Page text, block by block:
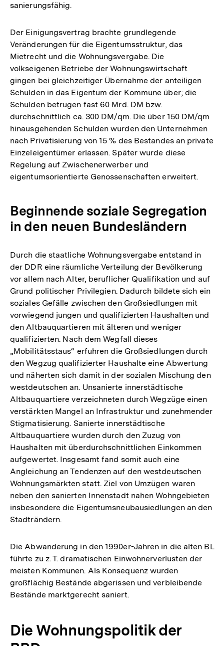
sanierungsfähig.
Der Einigungsvertrag brachte grundlegende
Veränderungen für die Eigentumsstruktur, das
Mietrecht und die Wohnungsvergabe. Die
volkseigenen Betriebe der Wohnungswirtschaft
gingen bei gleichzeitiger Übernahme der anteiligen
Schulden in das Eigentum der Kommune über; die
Schulden betrugen fast 60 Mrd. DM bzw.
durchschnittlich ca. 300 DM/qm. Die über 150 DM/qm
hinausgehenden Schulden wurden den Unternehmen
nach Privatisierung von 15 % des Bestandes an private
Einzeleigentümer erlassen. Später wurde diese
Regelung auf Zwischenerwerber und
eigentumsorientierte Genossenschaften erweitert.
Beginnende soziale Segregation
in den neuen Bundesländern
Durch die staatliche Wohnungsvergabe entstand in
der DDR eine räumliche Verteilung der Bevölkerung
vor allem nach Alter, beruflicher Qualifikation und auf
Grund politischer Privilegien. Dadurch bildete sich ein
soziales Gefälle zwischen den Großsiedlungen mit
vorwiegend jungen und qualifizierten Haushalten und
den Altbauquartieren mit älteren und weniger
qualifizierten. Nach dem Wegfall dieses
„Mobilitätsstaus“ erfuhren die Großsiedlungen durch
den Wegzug qualifizierter Haushalte eine Abwertung
und näherten sich damit in der sozialen Mischung den
westdeutschen an. Unsanierte innerstädtische
Altbauquartiere verzeichneten durch Wegzüge einen
verstärkten Mangel an Infrastruktur und zunehmender
Stigmatisierung. Sanierte innerstädtische
Altbauquartiere wurden durch den Zuzug von
Haushalten mit überdurchschnittlichen Einkommen
aufgewertet. Insgesamt fand somit auch eine
Angleichung an Tendenzen auf den westdeutschen
Wohnungsmärkten statt. Ziel von Umzügen waren
neben den sanierten Innenstadt nahen Wohngebieten
insbesondere die Eigentumsneubausiedlungen an den
Stadträndern.
Die Abwanderung in den 1990er-Jahren in die alten BL
führte zu z. T. dramatischen Einwohnerverlusten der
meisten Kommunen. Als Konsequenz wurden
großflächig Bestände abgerissen und verbleibende
Bestände marktgerecht saniert.
Die Wohnungspolitik der